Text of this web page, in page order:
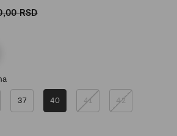
00 RSD
37 40 41 42